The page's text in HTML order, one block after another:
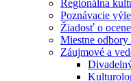
Regionálna
Poznávacie
Žiadosť o
Miestne odbory
Záujmové a